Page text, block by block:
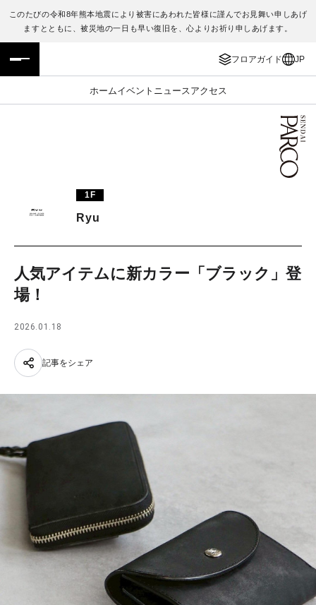
このたびの令和8年熊本地震により被害にあわれた皆様に謹んでお見舞い申しあげ
ますとともに、被災地の一日も早い復旧を、心よりお祈り申しあげます。
フロアガイド JP
ホームイベント ニュース アクセス
フロアガイド
施設案内・アクセス
TAX FREE
JP
ENGLISH
繁体字
日本語
1F
Ryu
人気アイテムに新カラー「ブラック」登
場！
2026.01.18
記事をシェア